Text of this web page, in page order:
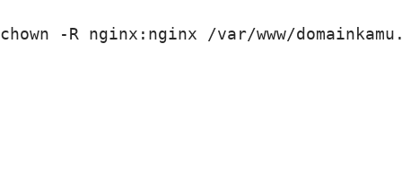
chown -R nginx:nginx /var/www/